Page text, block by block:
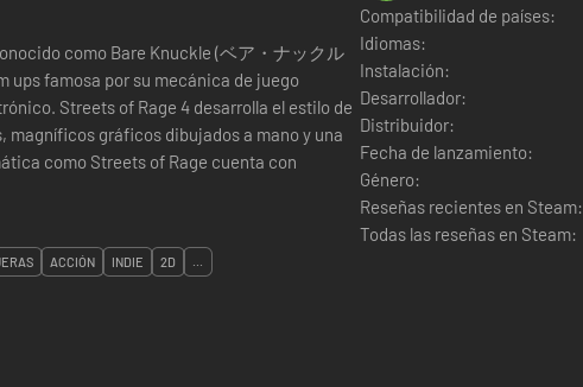
como Bare Knuckle (ベア・ナックル
ups famosa por su mecánica de juego
Streets of Rage 4 desarrolla el estilo de
gráficos dibujados a mano y una
como Streets of Rage cuenta con
Compatibilidad de países:
Idiomas:
Instalación:
Desarrollador:
Distribuidor:
Fecha de lanzamiento:
Género:
Reseñas recientes en Steam:
Todas las reseñas en Steam:
ACCIÓN INDIE 2D ...